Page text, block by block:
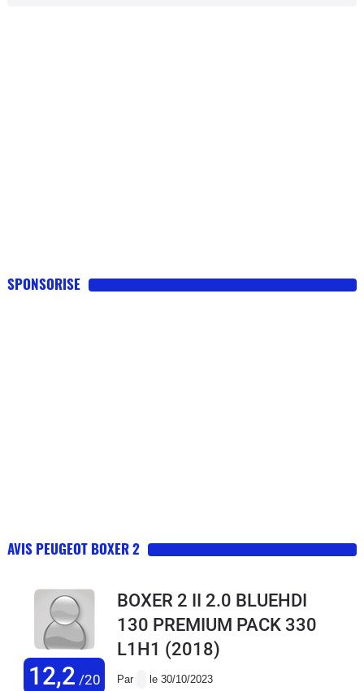
SPONSORISE
AVIS PEUGEOT BOXER 2
12,2 /20
BOXER 2 II 2.0 BLUEHDI
130 PREMIUM PACK 330
L1H1 (2018)
Par le 30/10/2023